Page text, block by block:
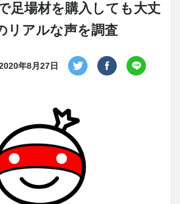
足場材を購入しても大丈
リアルな声を調査
年8月27日